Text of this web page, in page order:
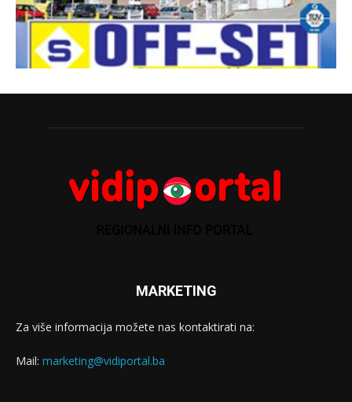
MARKETING
Za više informacija možete nas kontaktirati na:
Mail: marketing@vidiportal.ba